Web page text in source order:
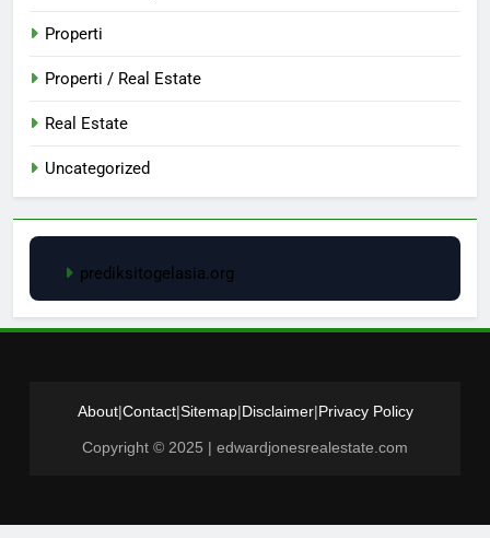
Properti
Properti / Real Estate
Real Estate
Uncategorized
prediksitogelasia.org
About|Contact|Sitemap|Disclaimer|Privacy Policy
Copyright © 2025 | edwardjonesrealestate.com